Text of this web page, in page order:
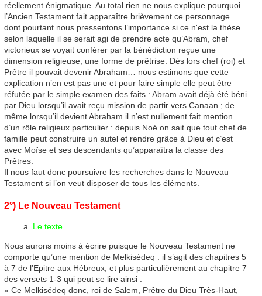
réellement énigmatique. Au total rien ne nous explique pourquoi
l’Ancien Testament fait apparaître brièvement ce personnage
dont pourtant nous pressentons l’importance si ce n'est la thèse
selon laquelle il se serait agi de prendre acte qu’Abram, chef
victorieux se voyait conférer par la bénédiction reçue une
dimension religieuse, une forme de prêtrise. Dès lors chef (roi) et
Prêtre il pouvait devenir Abraham… nous estimons que cette
explication n’en est pas une et pour faire simple elle peut être
réfutée par le simple examen des faits : Abram avait déjà été béni
par Dieu lorsqu’il avait reçu mission de partir vers Canaan ; de
même lorsqu’il devient Abraham il n’est nullement fait mention
d’un rôle religieux particulier : depuis Noé on sait que tout chef de
famille peut construire un autel et rendre grâce à Dieu et c’est
avec Moïse et ses descendants qu’apparaîtra la classe des
Prêtres.
Il nous faut donc poursuivre les recherches dans le Nouveau
Testament si l’on veut disposer de tous les éléments.
2°) Le Nouveau Testament
Le texte
Nous aurons moins à écrire puisque le Nouveau Testament ne
comporte qu’une mention de Melkisédeq : il s’agit des chapitres 5
à 7 de l’Epitre aux Hébreux, et plus particulièrement au chapitre 7
des versets 1-3 qui peut se lire ainsi :
« Ce Melkisédeq donc, roi de Salem, Prêtre du Dieu Très-Haut,